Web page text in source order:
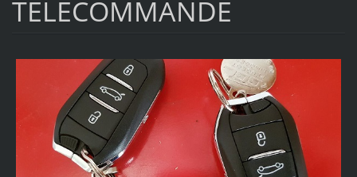
TELECOMMANDE